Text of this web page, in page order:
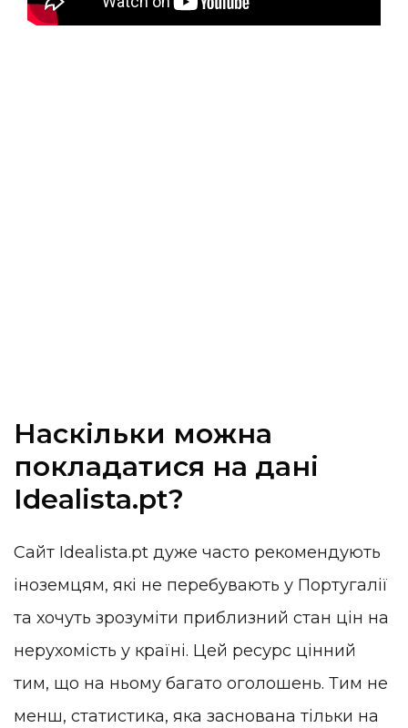
Наскільки можна
покладатися на дані
Idealista.pt?
Сайт Idealista.pt дуже часто рекомендують
іноземцям, які не перебувають у Португалії
та хочуть зрозуміти приблизний стан цін на
нерухомість у країні. Цей ресурс цінний
тим, що на ньому багато оголошень. Тим не
менш, статистика, яка заснована тільки на